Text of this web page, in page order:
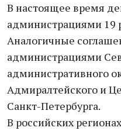
В настоящее время
администрациями 19
Аналогичные
администрациями
административного
Адмиралтейского и
Санкт-Петербурга.
В российских